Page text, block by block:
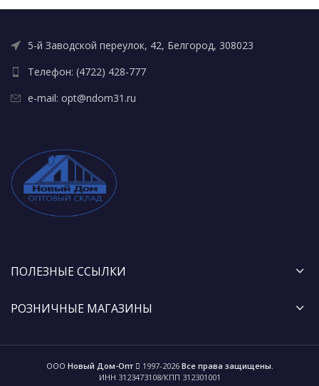
5-й Заводской переулок, 42, Белгород, 308023
Телефон: (4722) 428-777
e-mail: opt@ndom31.ru
ПОЛЕЗНЫЕ ССЫЛКИ
РОЗНИЧНЫЕ МАГАЗИНЫ
ООО Новый Дом-Опт 1997-2026 Все права защищены.
ИНН 3123473108/КПП 312301001